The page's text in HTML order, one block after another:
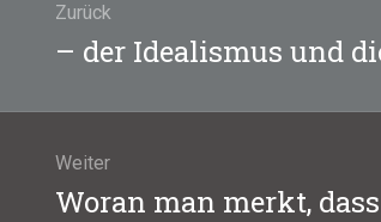
Zurück
Vorheriger
– der Idealismus und
Weiter
Nächster
Woran man merkt,